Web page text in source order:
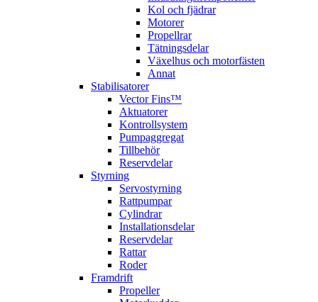
Kol och fjädrar
Motorer
Propellrar
Tätningsdelar
Växelhus och motorfästen
Annat
Stabilisatorer
Vector Fins™
Aktuatorer
Kontrollsystem
Pumpaggregat
Tillbehör
Reservdelar
Styrning
Servostyrning
Rattpumpar
Cylindrar
Installationsdelar
Reservdelar
Rattar
Roder
Framdrift
Propeller